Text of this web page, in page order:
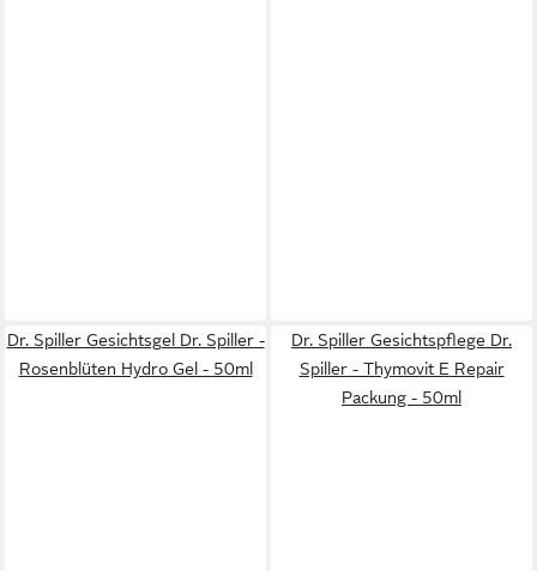
Dr. Spiller Gesichtsgel Dr. Spiller -
Rosenblüten Hydro Gel - 50ml
Dr. Spiller Gesichtspflege Dr.
Spiller - Thymovit E Repair
Packung - 50ml